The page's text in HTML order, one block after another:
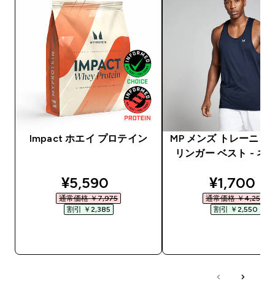
Impact ホエイ プロテイン
discounted price
¥5,590‎
通常価格 ￥7,975‎
割引 ￥2,385‎
MP メンズ トレーニン
リンガー ベスト - ネ
¥1,700‎
通常価格 ￥4,250‎
割引 ￥2,550‎